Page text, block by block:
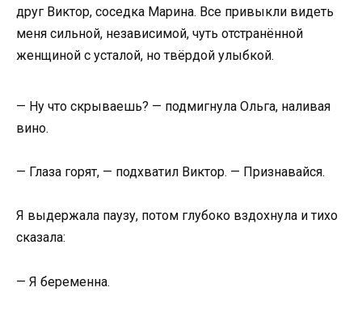
друг Виктор, соседка Марина. Все привыкли видеть
меня сильной, независимой, чуть отстранённой
женщиной с усталой, но твёрдой улыбкой.
— Ну что скрываешь? — подмигнула Ольга, наливая
вино.
— Глаза горят, — подхватил Виктор. — Признавайся.
Я выдержала паузу, потом глубоко вздохнула и тихо
сказала:
— Я беременна.